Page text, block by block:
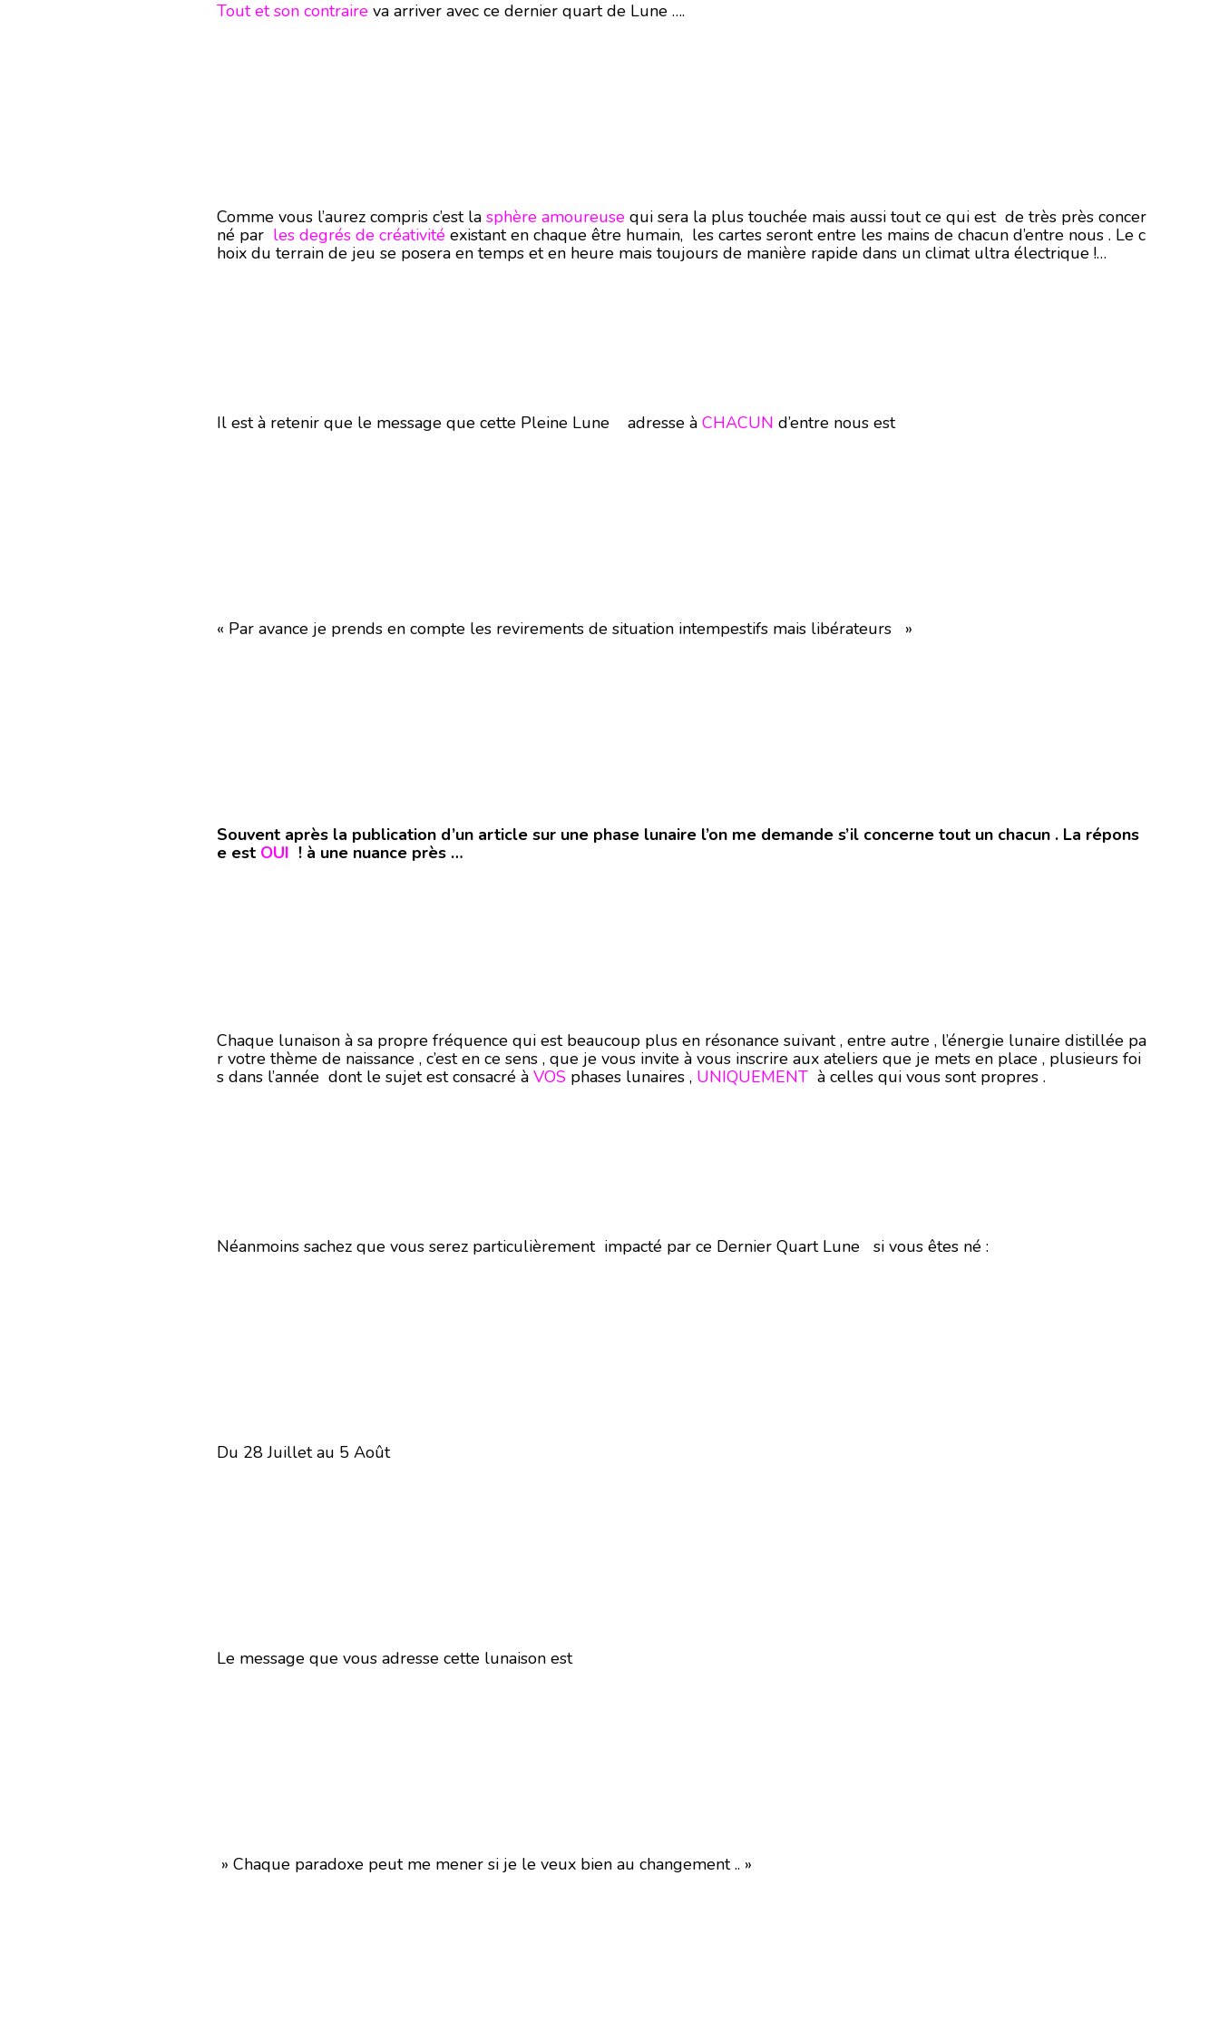
Tout et son contraire va arriver avec ce dernier quart de Lune ….
Comme vous l’aurez compris c’est la sphère amoureuse qui sera la plus touchée mais aussi tout ce qui est de très près concer
né par les degrés de créativité existant en chaque être humain, les cartes seront entre les mains de chacun d’entre nous . Le c
hoix du terrain de jeu se posera en temps et en heure mais toujours de manière rapide dans un climat ultra électrique !…
Il est à retenir que le message que cette Pleine Lune adresse à CHACUN d’entre nous est
« Par avance je prends en compte les revirements de situation intempestifs mais libérateurs »
Souvent après la publication d’un article sur une phase lunaire l’on me demande s’il concerne tout un chacun . La répons
e est OUI ! à une nuance près …
Chaque lunaison à sa propre fréquence qui est beaucoup plus en résonance suivant , entre autre , l’énergie lunaire distillée pa
r votre thème de naissance , c’est en ce sens , que je vous invite à vous inscrire aux ateliers que je mets en place , plusieurs foi
s dans l’année dont le sujet est consacré à VOS phases lunaires , UNIQUEMENT à celles qui vous sont propres .
Néanmoins sachez que vous serez particulièrement impacté par ce Dernier Quart Lune si vous êtes né :
Du 28 Juillet au 5 Août
Le message que vous adresse cette lunaison est
» Chaque paradoxe peut me mener si je le veux bien au changement .. »